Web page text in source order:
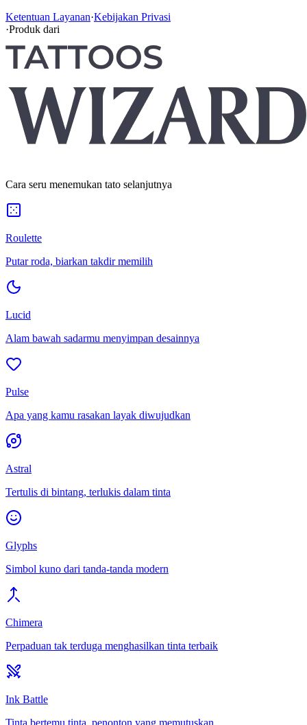
Ketentuan Layanan·Kebijakan Privasi
·Produk dari
Cara seru menemukan tato selanjutnya
Roulette
Putar roda, biarkan takdir memilih
Lucid
Alam bawah sadarmu menyimpan desainnya
Pulse
Apa yang kamu rasakan layak diwujudkan
Astral
Tertulis di bintang, terlukis dalam tinta
Glyphs
Simbol kuno dari tanda-tanda modern
Chimera
Perpaduan tak terduga menghasilkan tinta terbaik
Ink Battle
Tinta bertemu tinta, penonton yang memutuskan